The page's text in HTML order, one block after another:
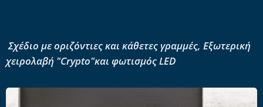
Σχέδιο με οριζόντιες και κάθετες γραμμές, Εξωτερική
χειρολαβή "Crypto"και φωτισμός LED